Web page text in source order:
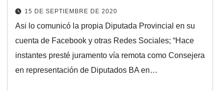
15 DE SEPTIEMBRE DE 2020
Asi lo comunicó la propia Diputada Provincial en su
cuenta de Facebook y otras Redes Sociales; “Hace
instantes presté juramento vía remota como Consejera
en representación de Diputados BA en…